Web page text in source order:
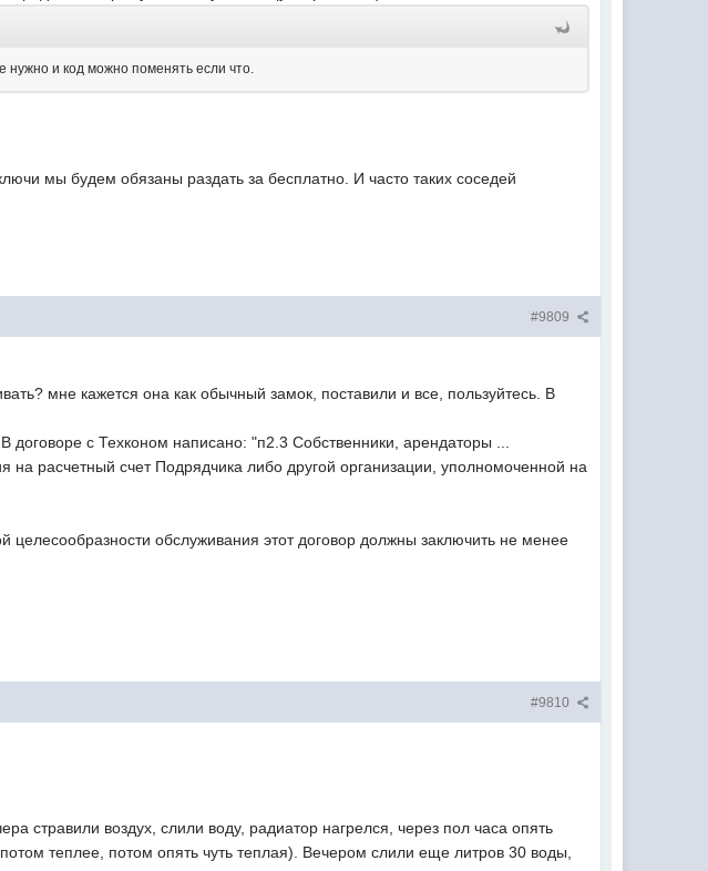
нужно и код можно поменять если что.
мы будем обязаны раздать за бесплатно. И часто таких соседей
#9809
мне кажется она как обычный замок, поставили и все, пользуйтесь. В
договоре с Техконом написано: "п2.3 Собственники, арендаторы ...
на расчетный счет Подрядчика либо другой организации, уполномоченной на
обслуживания этот договор должны заключить не менее
#9810
стравили воздух, слили воду, радиатор нагрелся, через пол часа опять
теплее, потом опять чуть теплая). Вечером слили еще литров 30 воды,